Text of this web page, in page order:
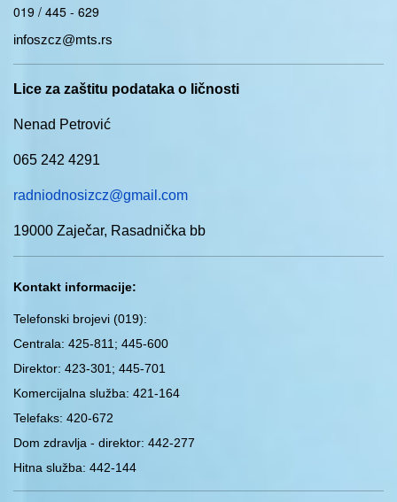
019 / 445 - 629
infoszcz@mts.rs
Lice za zaštitu podataka o ličnosti
Nenad Petrović
065 242 4291
radniodnosizcz@gmail.com
19000 Zaječar, Rasadnička bb
Kontakt informacije:
Telefonski brojevi (019):
Centrala: 425-811; 445-600
Direktor: 423-301; 445-701
Komercijalna služba: 421-164
Telefaks: 420-672
Dom zdravlja - direktor: 442-277
Hitna služba: 442-144